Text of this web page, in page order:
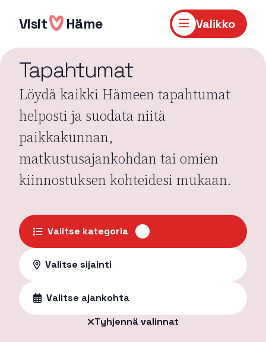
sisältöön
Visit Häme Valikko
Tapahtumat
Löydä kaikki Hämeen tapahtumat
helposti ja suodata niitä
paikkakunnan,
matkustusajankohdan tai omien
kiinnostuksen kohteidesi mukaan.
Valitse kategoria
Valitse sijainti
Valitse ajankohta
Tyhjennä valinnat